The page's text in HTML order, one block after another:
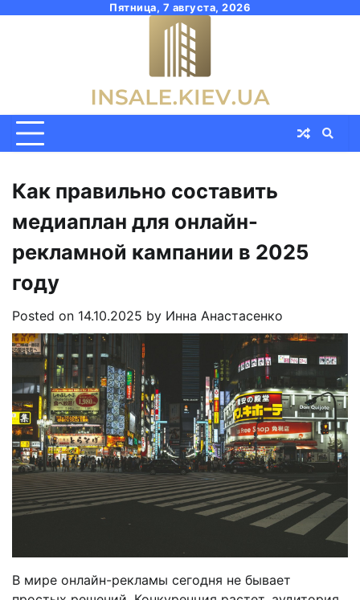
Пятница, 7 августа, 2026
Как правильно составить
медиаплан для онлайн-
рекламной кампании в 2025
году
Posted on 14.10.2025 by Инна Анастасенко
В мире онлайн-рекламы сегодня не бывает